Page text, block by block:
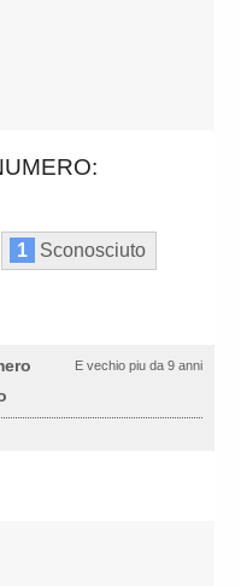
1 Sconosciuto
E vechio piu da 9 anni